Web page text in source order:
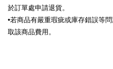
Limited
Union Bank of Taiwan
Yuanta Commercial Bank
Yuanta Commercial Bank
Bank Komersial E.SUN
Bank Antarabangsa Taishin
Pemindahan ATM
Pilihan Penghantaran
於訂單處申請退貨。
•若商品有嚴重瑕疵或庫存錯誤等
取該商品費用。